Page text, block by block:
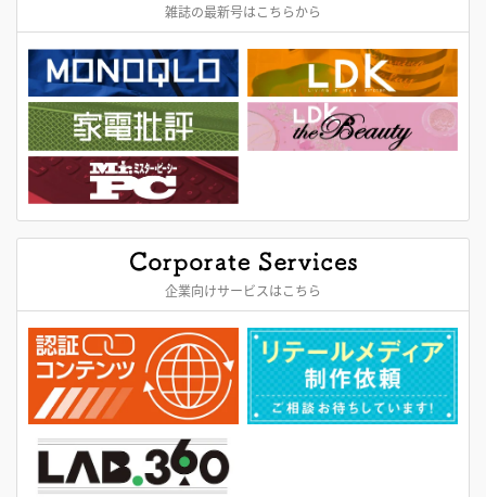
雑誌の最新号はこちらから
企業向けサービスはこちら